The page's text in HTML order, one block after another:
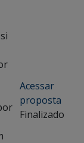
Acessar
proposta
Finalizado